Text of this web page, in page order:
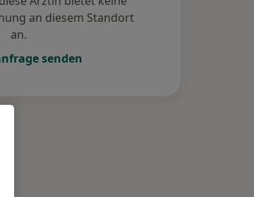
an diesem Standort
an.
senden